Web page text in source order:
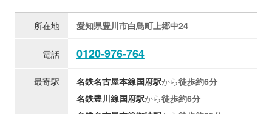
所在地 愛知県豊川市白鳥町上郷中24
電話 0120-976-764
最寄駅 名鉄名古屋本線国府駅から徒歩約6分
名鉄豊川線国府駅から徒歩約6分